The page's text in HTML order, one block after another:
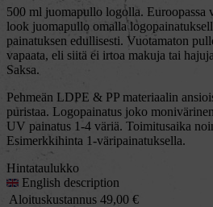
500 ml juomapullo logolla. Euroopassa
look juomapullo omalla
painatuksen edullisesti. Vuotamaton
vapaata, eli siitä ei irtoa makuja tai
Saksa.
Pehmeän LDPE & PP materiaalin
puristaa. Logopainatus joko
UV painatus 1-4 väriä. Toimitusaika
Esimerkkihinta 1-väripainatuksella.
Hintataulukko
English description
Aloituskustannus 49,00 €